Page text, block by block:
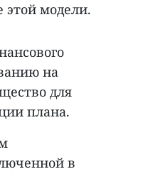
этой модели.
на
для
плана.
в